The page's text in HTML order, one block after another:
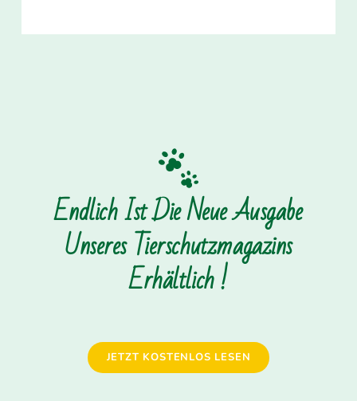
Endlich Ist Die Neue Ausgabe
Unseres Tierschutzmagazins
Erhältlich !
JETZT KOSTENLOS LESEN